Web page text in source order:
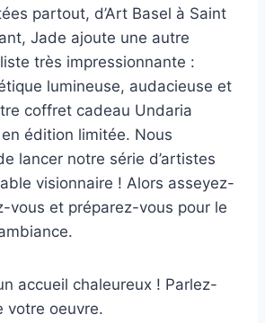
partout, d’Art Basel à Saint
Jade ajoute une autre
très impressionnante :
lumineuse, audacieuse et
coffret cadeau Undaria
édition limitée. Nous
lancer notre série d’artistes
visionnaire ! Alors asseyez-
vous et préparez-vous pour le
accueil chaleureux ! Parlez-
votre oeuvre.